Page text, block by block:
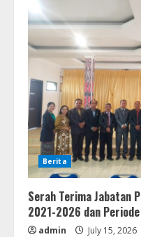
Berita
Serah Terima Jabatan
2021-2026 dan
admin July 15, 2026